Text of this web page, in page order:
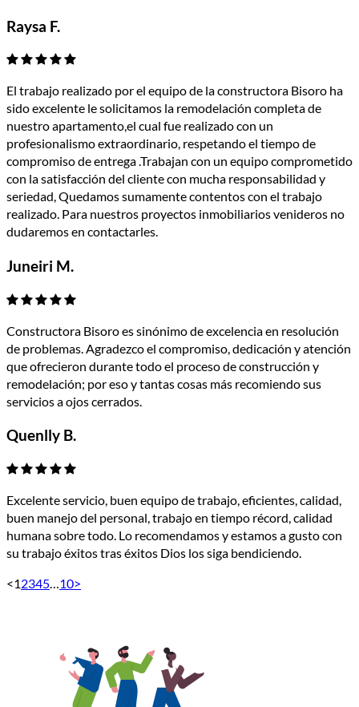
Raysa F.
El trabajo realizado por el equipo de la constructora Bisoro ha
sido excelente le solicitamos la remodelación completa de
nuestro apartamento,el cual fue realizado con un
profesionalismo extraordinario, respetando el tiempo de
compromiso de entrega .Trabajan con un equipo comprometido
con la satisfacción del cliente con mucha responsabilidad y
seriedad, Quedamos sumamente contentos con el trabajo
realizado. Para nuestros proyectos inmobiliarios venideros no
dudaremos en contactarles.
Juneiri M.
Constructora Bisoro es sinónimo de excelencia en resolución
de problemas. Agradezco el compromiso, dedicación y atención
que ofrecieron durante todo el proceso de construcción y
remodelación; por eso y tantas cosas más recomiendo sus
servicios a ojos cerrados.
Quenlly B.
Excelente servicio, buen equipo de trabajo, eficientes, calidad,
buen manejo del personal, trabajo en tiempo récord, calidad
humana sobre todo. Lo recomendamos y estamos a gusto con
su trabajo éxitos tras éxitos Dios los siga bendiciendo.
<12345…10>